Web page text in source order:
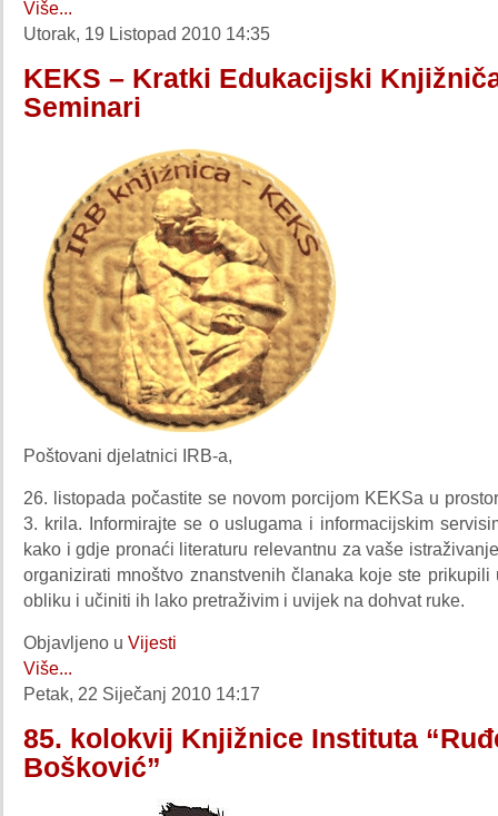
Više...
Utorak, 19 Listopad 2010 14:35
KEKS – Kratki Edukacijski
Seminari
Poštovani djelatnici IRB-a,
26. listopada počastite se novom porcijom KEKSa u
3. krila. Informirajte se o uslugama i informacijskim
kako i gdje pronaći literaturu relevantnu za vaše
organizirati mnoštvo znanstvenih članaka koje ste prikupili
obliku i učiniti ih lako pretraživim i uvijek na dohvat ruke.
Objavljeno u Vijesti
Više...
Petak, 22 Siječanj 2010 14:17
85. kolokvij Knjižnice Instituta
Bošković”